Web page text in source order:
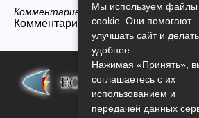
Комментариев нет, будьте первым
Комментарии закрыты.
Мы используем файлы
cookie. Они помогают
улучшать сайт и
удобнее.
Нажимая «Принять»,
соглашаетесь с их
использованием и
передачей данных